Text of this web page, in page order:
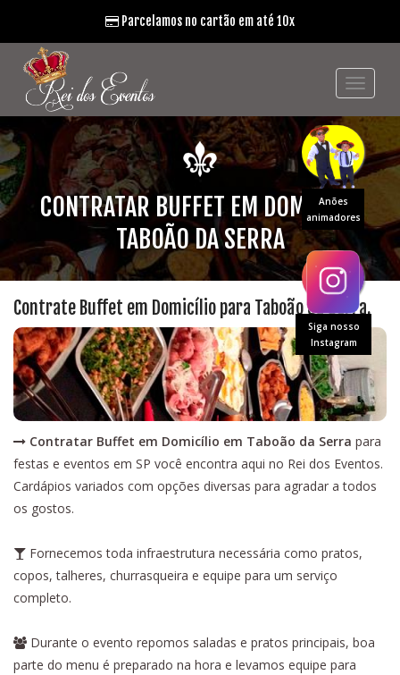
Anões
animadores
Siga nosso
Instagram
Parcelamos no cartão em até 10x
CONTRATAR BUFFET EM DOMICÍLIO
TABOÃO DA SERRA
Contrate Buffet em Domicílio para Taboão da Serra.
Contratar Buffet em Domicílio em Taboão da Serra para
festas e eventos em SP você encontra aqui no Rei dos Eventos.
Cardápios variados com opções diversas para agradar a todos
os gostos.
Fornecemos toda infraestrutura necessária como pratos,
copos, talheres, churrasqueira e equipe para um serviço
completo.
Durante o evento repomos saladas e pratos principais, boa
parte do menu é preparado na hora e levamos equipe para